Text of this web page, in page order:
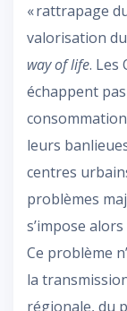
« rattrapage
valorisation
way of life. Les
échappent
leurs
centres
problèmes
s’impose
Ce problème
la
régionale, du